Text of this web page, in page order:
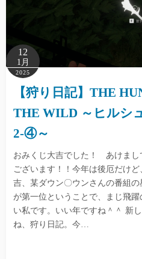
12
1月
2025
【狩り日記】THE
THE WILD ～ヒルシ
2-④～
おみくじ大吉でした！ あけまし
ございます！！今年は後厄だけ
吉、某ダウン〇ウンさんの番組
が第一位ということで、まじ飛
い私です。いい年ですね＾＾ 新
ね、狩り日記。今…